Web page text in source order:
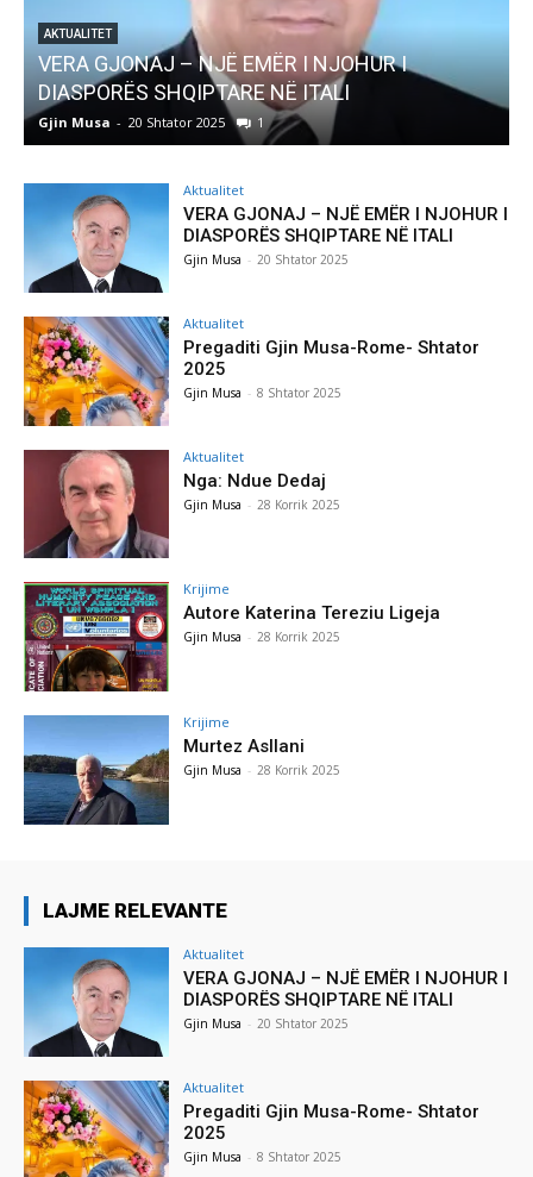
AKTUALITET
Pregaditi Gjin Musa-Rome- Shtator 2025
Gjin Musa - 8 Shtator 2025
Aktualitet
VERA GJONAJ – NJË EMËR I NJOHUR I
DIASPORËS SHQIPTARE NË ITALI
Gjin Musa - 20 Shtator 2025
Aktualitet
Pregaditi Gjin Musa-Rome- Shtator
2025
Gjin Musa - 8 Shtator 2025
Aktualitet
Nga: Ndue Dedaj
Gjin Musa - 28 Korrik 2025
Krijime
Autore Katerina Tereziu Ligeja
Gjin Musa - 28 Korrik 2025
Krijime
Murtez Asllani
Gjin Musa - 28 Korrik 2025
LAJME RELEVANTE
Aktualitet
VERA GJONAJ – NJË EMËR I NJOHUR I
DIASPORËS SHQIPTARE NË ITALI
Gjin Musa - 20 Shtator 2025
Aktualitet
Pregaditi Gjin Musa-Rome- Shtator
2025
Gjin Musa - 8 Shtator 2025